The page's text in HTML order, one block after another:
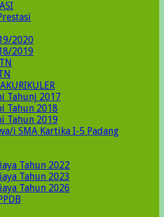
2020
2019
Tahunj 2017
Tahun 2018
Tahun 2019
i SMA Kartika I-5 Padang
Tahun 2022
Tahun 2023
Tahun 2026